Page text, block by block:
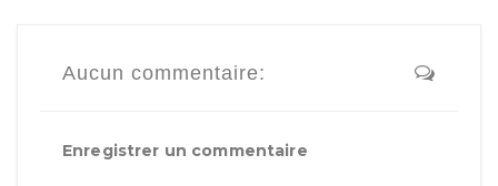
Aucun commentaire:
Enregistrer un commentaire